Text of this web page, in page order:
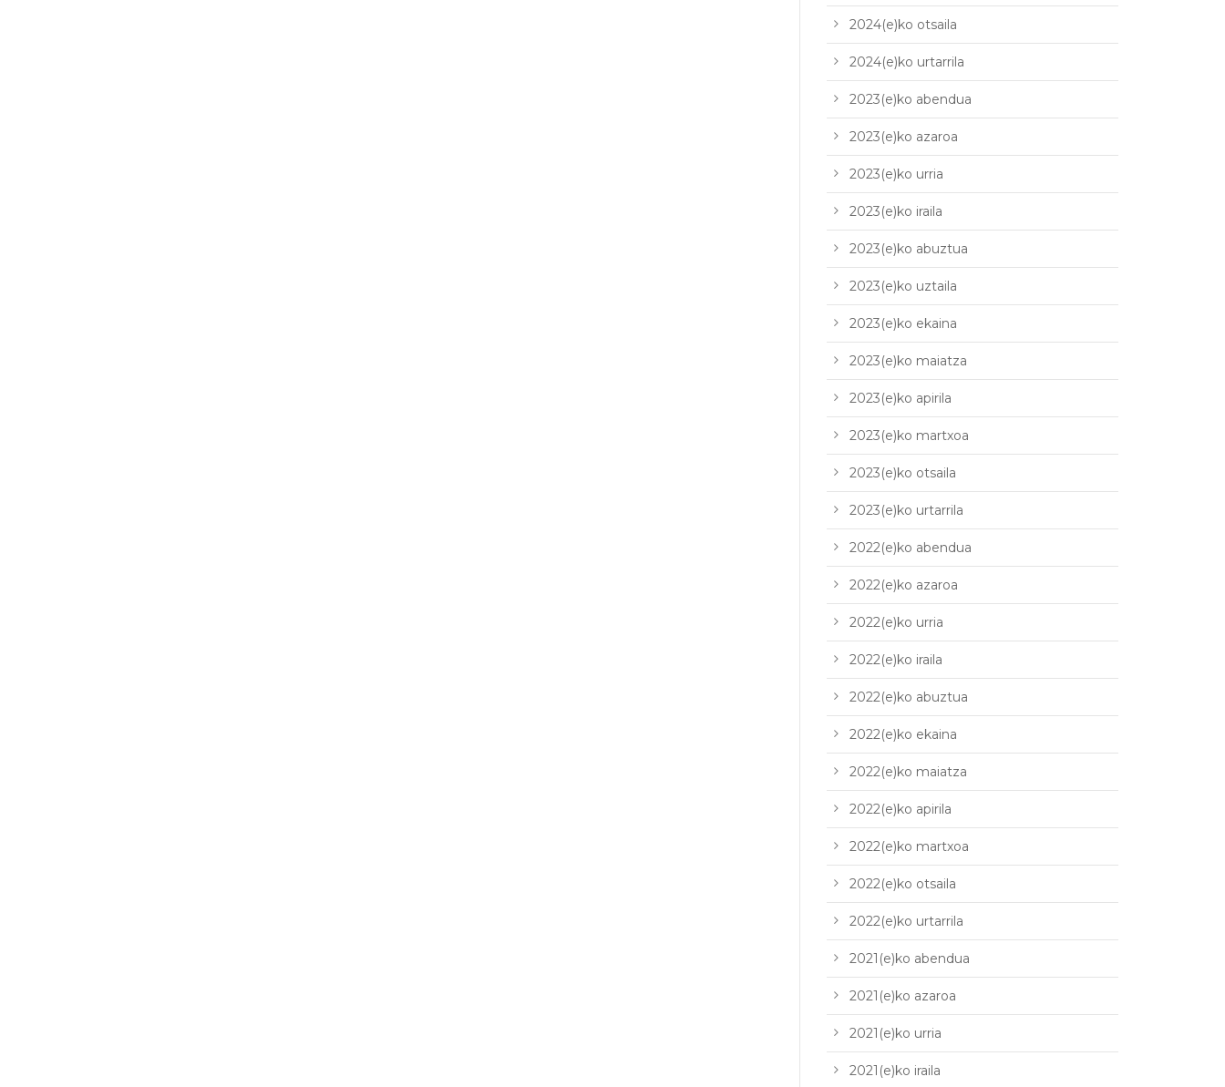
2024(e)ko otsaila
2024(e)ko urtarrila
2023(e)ko abendua
2023(e)ko azaroa
2023(e)ko urria
2023(e)ko iraila
2023(e)ko abuztua
2023(e)ko uztaila
2023(e)ko ekaina
2023(e)ko maiatza
2023(e)ko apirila
2023(e)ko martxoa
2023(e)ko otsaila
2023(e)ko urtarrila
2022(e)ko abendua
2022(e)ko azaroa
2022(e)ko urria
2022(e)ko iraila
2022(e)ko abuztua
2022(e)ko ekaina
2022(e)ko maiatza
2022(e)ko apirila
2022(e)ko martxoa
2022(e)ko otsaila
2022(e)ko urtarrila
2021(e)ko abendua
2021(e)ko azaroa
2021(e)ko urria
2021(e)ko iraila